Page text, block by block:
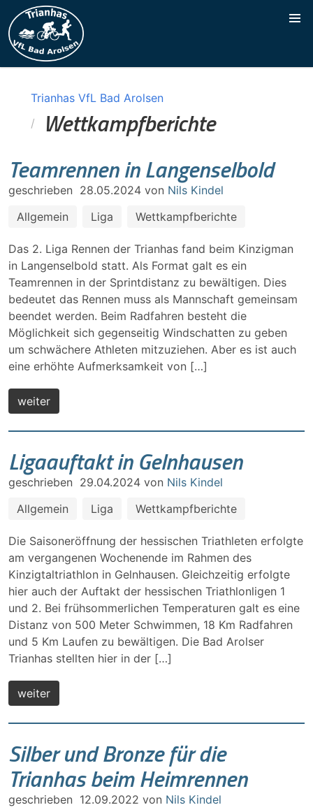
Trianhas VfL Bad Arolsen
Wettkampfberichte
Teamrennen in Langenselbold
geschrieben 28.05.2024 von Nils Kindel
Allgemein
Liga Wettkampfberichte
Das 2. Liga Rennen der Trianhas fand beim Kinzigman
in Langenselbold statt. Als Format galt es ein
Teamrennen in der Sprintdistanz zu bewältigen. Dies
bedeutet das Rennen muss als Mannschaft gemeinsam
beendet werden. Beim Radfahren besteht die
Möglichkeit sich gegenseitig Windschatten zu geben
um schwächere Athleten mitzuziehen. Aber es ist auch
eine erhöhte Aufmerksamkeit von […]
weiter
Ligaauftakt in Gelnhausen
geschrieben 29.04.2024 von Nils Kindel
Allgemein
Liga Wettkampfberichte
Die Saisoneröffnung der hessischen Triathleten erfolgte
am vergangenen Wochenende im Rahmen des
Kinzigtaltriathlon in Gelnhausen. Gleichzeitig erfolgte
hier auch der Auftakt der hessischen Triathlonligen 1
und 2. Bei frühsommerlichen Temperaturen galt es eine
Distanz von 500 Meter Schwimmen, 18 Km Radfahren
und 5 Km Laufen zu bewältigen. Die Bad Arolser
Trianhas stellten hier in der […]
weiter
Silber und Bronze für die
Trianhas beim Heimrennen
geschrieben 12.09.2022 von Nils Kindel